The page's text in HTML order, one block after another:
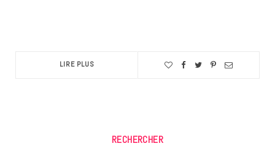
LIRE PLUS
RECHERCHER